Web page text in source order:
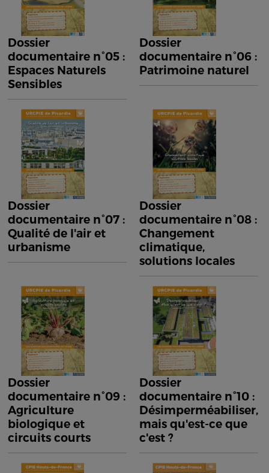
Dossier
documentaire n°05 :
Espaces Naturels
Sensibles
Dossier
documentaire n°06 :
Patrimoine naturel
Dossier
documentaire n°07 :
Qualité de l'air et
urbanisme
Dossier
documentaire n°08 :
Changement
climatique,
solutions locales
Dossier
documentaire n°09 :
Agriculture
biologique et
circuits courts
Dossier
documentaire n°10 :
Désimperméabiliser,
mais qu'est-ce que
c'est ?